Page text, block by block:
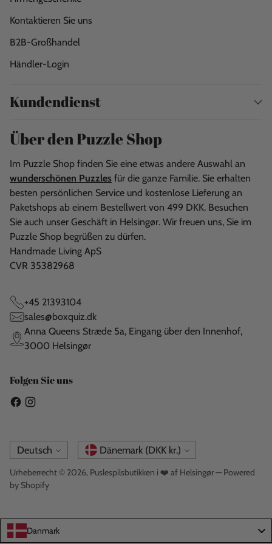
Kontaktieren Sie uns
B2B-Großhandel
Händler-Login
Kundendienst
Über den Puzzle Shop
Im Puzzle Shop finden Sie eine etwas andere Auswahl an
wunderschönen Puzzles für die ganze Familie. Sie erhalten
besten persönlichen Service und kostenlose Lieferung an
Paketshops ab einem Bestellwert von 499 DKK. Besuchen
Sie auch unser Geschäft in Helsingør. Wir freuen uns, Sie im
Puzzle Shop begrüßen zu dürfen.
Handmade Living ApS
CVR 35382968
+45 21393104
sales@boxquiz.dk
Anna Queens Stræde 5a, Eingang über den Innenhof,
3000 Helsingør
Folgen Sie uns
Sprache
Deutsch Währung Dänemark (DKK kr.)
Urheberrecht © 2026, Puslespilsbutikken i ❤️ af Helsingør— Powered
by Shopify
Danmark